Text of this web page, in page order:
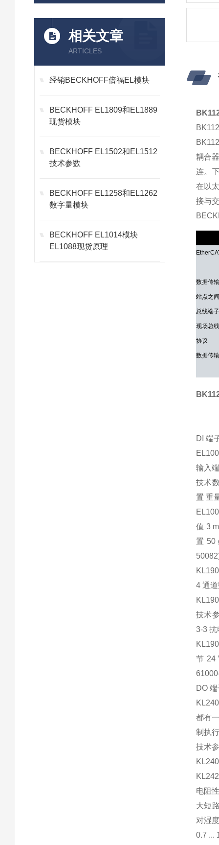
相关文章
ARTICLES
经销BECKHOFF倍福EL模块
BECKHOFF EL1809和EL1889
现货模块
BECKHOFF EL1502和EL1512
技术参数
BECKHOFF EL1258和EL1262
数字量模块
BECKHOFF EL1014模块
EL1088现货原理
耦合
连。
在以
接与
数据传
站点之
总线端
现场总
协议
数据传
DI 端
输入
技术
置 重
值 3
置 50
4 通
技术
3-3 抗
节 24
DO
都有
制执
技术
电阻
大短
对湿
0.7 ...